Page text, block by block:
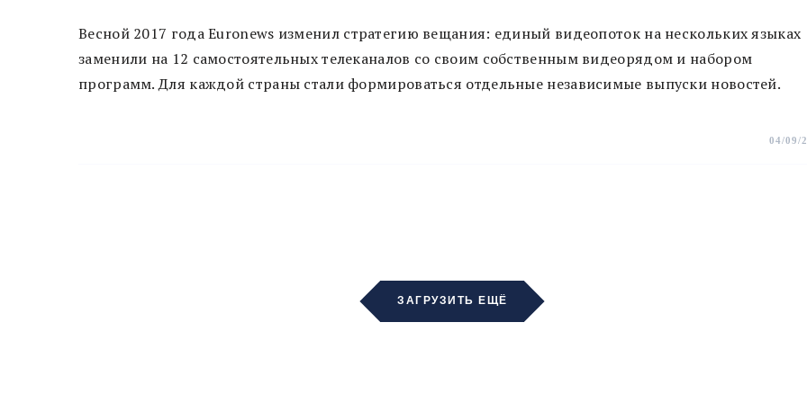
Весной 2017 года Euronews изменил стратегию вещания: единый видеопоток на нескольких языках
заменили на 12 самостоятельных телеканалов со своим собственным видеорядом и набором
программ. Для каждой страны стали формироваться отдельные независимые выпуски новостей.
04/09/
ЗАГРУЗИТЬ ЕЩЁ